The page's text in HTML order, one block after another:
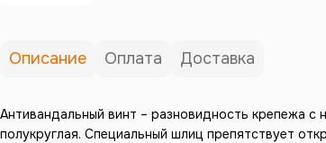
Описание Оплата Доставка
Антивандальный винт – разновидность крепежа с
полукруглая. Специальный шлиц препятствует